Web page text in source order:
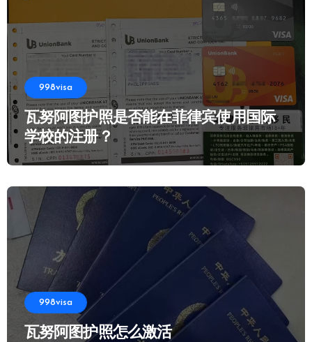
998visa
瓦努阿图护照是否能在菲律宾使用国际
学校的注册？
998visa
瓦努阿图护照怎么激活